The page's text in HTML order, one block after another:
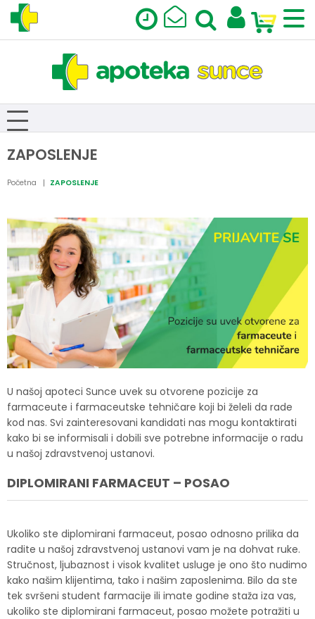
ZAPOSLENJE
Početna ZAPOSLENJE
U našoj apoteci Sunce uvek su otvorene pozicije za
farmaceute i farmaceutske tehničare koji bi želeli da rade
kod nas. Svi zainteresovani kandidati nas mogu kontaktirati
kako bi se informisali i dobili sve potrebne informacije o radu
u našoj zdravstvenoj ustanovi.
DIPLOMIRANI FARMACEUT – POSAO
Ukoliko ste diplomirani farmaceut, posao odnosno prilika da
radite u našoj zdravstvenoj ustanovi vam je na dohvat ruke.
Stručnost, ljubaznost i visok kvalitet usluge je ono što nudimo
kako našim klijentima, tako i našim zaposlenima. Bilo da ste
tek svršeni student farmacije ili imate godine staža iza vas,
ukoliko ste diplomirani farmaceut, posao možete potražiti u